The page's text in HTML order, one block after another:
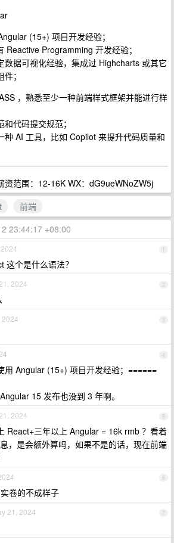
(15+) 项目开发经验；
Reactive Programming 开发经验；
数据可视化经验，集成过 Highcharts 或其它
；
，熟悉至少一种前端样式框架并能进行样
代码提交规范；
种 AI 工具，比如 Copilot 来提升代码质量和
资范围：12-16K WX：dG9ueWNoZW5j
前端
23:44:17 +08:00
1
这个是什么语法？
2
2024
3
2024
4
用 Angular (15+) 项目开发经验；======
15 发布也没到 3 年啊。
5
2024
React+三年以上 Angular = 16k rmb ？看着
，是会额外算吗，如果不是的话，现在前端
6
卷的不成样子
7
21, 2024